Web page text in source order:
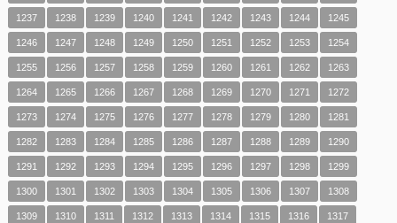
1237 1238 1239 1240 1241 1242 1243 1244 1245
1246 1247 1248 1249 1250 1251 1252 1253 1254
1255 1256 1257 1258 1259 1260 1261 1262 1263
1264 1265 1266 1267 1268 1269 1270 1271 1272
1273 1274 1275 1276 1277 1278 1279 1280 1281
1282 1283 1284 1285 1286 1287 1288 1289 1290
1291 1292 1293 1294 1295 1296 1297 1298 1299
1300 1301 1302 1303 1304 1305 1306 1307 1308
1309 1310 1311 1312 1313 1314 1315 1316 1317